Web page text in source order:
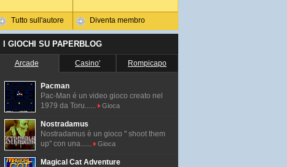
Tutto sull'autore Diventa membro
I GIOCHI SU PAPERBLOG
Arcade Casino' Rompicapo
Pacman
Pac-Man é un video gioco creato nel
1979 da Toru......
Gioca
Nostradamus
Nostradamus è un gioco " shoot them
up" con una......
Gioca
Magical Cat Adventure